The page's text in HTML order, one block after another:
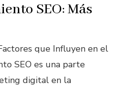
SEO: Más
que Influyen en el
SEO es una parte
digital en la